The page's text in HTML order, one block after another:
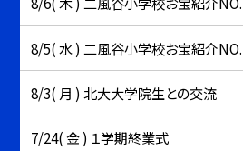
8/5( 水 ) 二風谷小学校お宝紹介NO.
8/3( 月 ) 北大大学院生との交流
7/24( 金 ) １学期終業式